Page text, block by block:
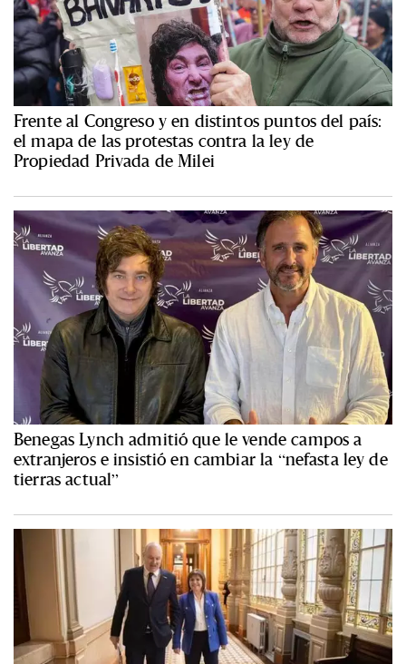
Frente al Congreso y en distintos puntos del país:
el mapa de las protestas contra la ley de
Propiedad Privada de Milei
Benegas Lynch admitió que le vende campos a
extranjeros e insistió en cambiar la “nefasta ley de
tierras actual”